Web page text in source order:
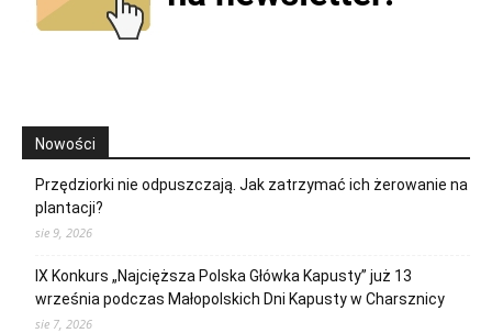
Nowości
Przędziorki nie odpuszczają. Jak zatrzymać ich żerowanie na
plantacji?
sie 9, 2026
IX Konkurs „Najcięższa Polska Główka Kapusty” już 13
września podczas Małopolskich Dni Kapusty w Charsznicy
sie 7, 2026